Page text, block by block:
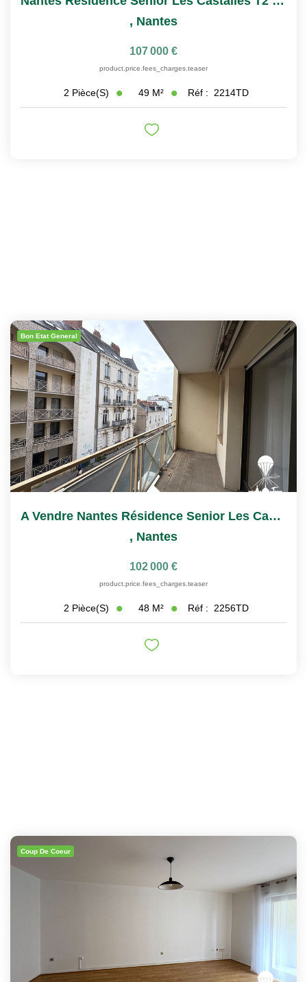
, Nantes
107 000 €
product.price.fees_charges.teaser
2 Pièce(s) 49 M² Réf : 2214TD
Bon Etat General
A Vendre Nantes Résidence Senior Les Castalies T2
, Nantes
102 000 €
product.price.fees_charges.teaser
2 Pièce(s) 48 M² Réf : 2256TD
Coup De Coeur